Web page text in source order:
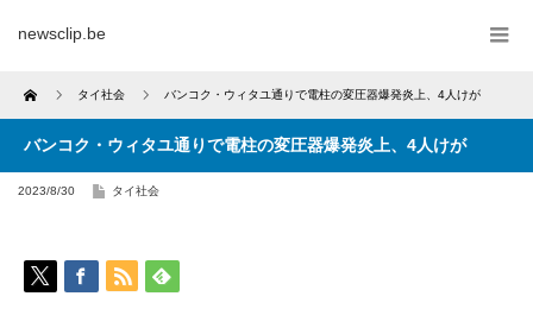
newsclip.be
Home タイ社会 バンコク・ウィタユ通りで電柱の変圧器爆発炎上、4人けが
バンコク・ウィタユ通りで電柱の変圧器爆発炎上、4人けが
2023/8/30 タイ社会